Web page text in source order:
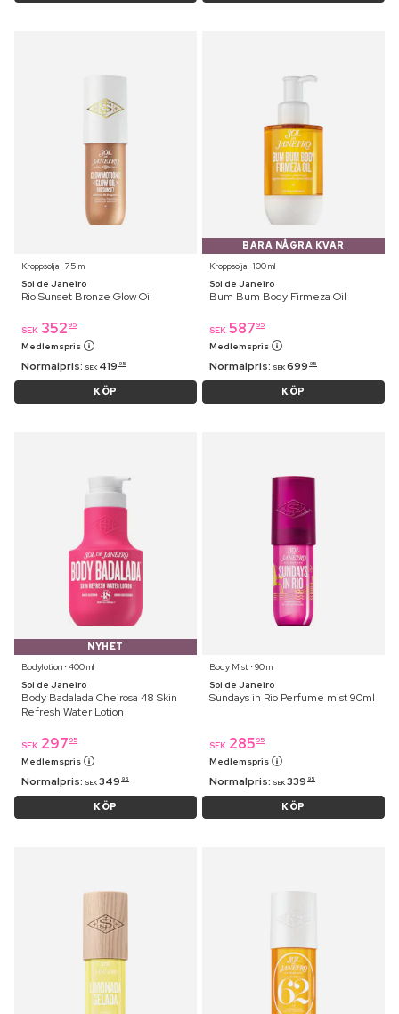
Kroppsolja ⋅ 75 ml
Sol de Janeiro
Rio Sunset Bronze Glow Oil
SEK 352 95
Medlemspris
Normalpris: SEK 419 95
KÖP
BARA NÅGRA KVAR
Kroppsolja ⋅ 100 ml
Sol de Janeiro
Bum Bum Body Firmeza Oil
SEK 587 95
Medlemspris
Normalpris: SEK 699 95
KÖP
NYHET
Bodylotion ⋅ 400 ml
Sol de Janeiro
Body Badalada Cheirosa 48 Skin
Refresh Water Lotion
SEK 297 95
Medlemspris
Normalpris: SEK 349 95
KÖP
Body Mist ⋅ 90 ml
Sol de Janeiro
Sundays in Rio Perfume mist 90ml
SEK 285 95
Medlemspris
Normalpris: SEK 339 95
KÖP